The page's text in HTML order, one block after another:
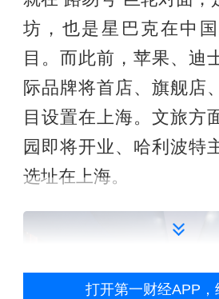
坊，也是星巴克在中
目。而此前，苹果、迪
际品牌将首店、旗舰店
目设置在上海。文旅方
园即将开业、哈利波特
选址在上海。
打开第一财经APP，